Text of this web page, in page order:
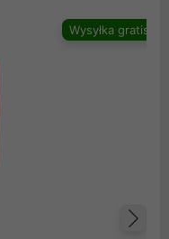
Wysyłka gratis